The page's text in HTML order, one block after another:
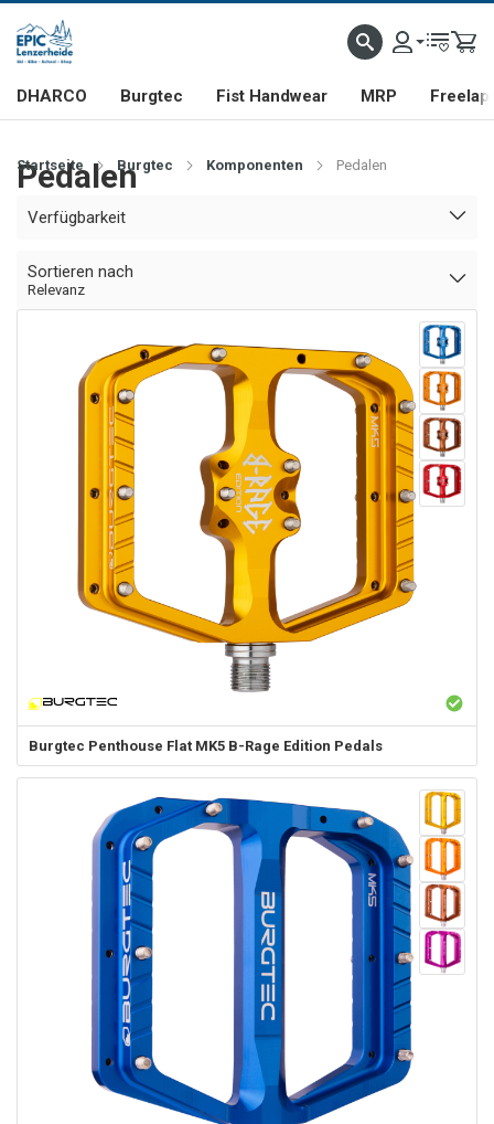
DHARCO Burgtec Fist Handwear MRP Freelap
Startseite Burgtec Komponenten Pedalen
Pedalen
Verfügbarkeit
Sortieren nach
Relevanz
Burgtec Penthouse Flat MK5 B-Rage Edition Pedals